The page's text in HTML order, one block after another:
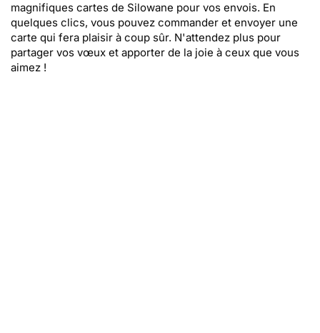
magnifiques cartes de Silowane pour vos envois. En
quelques clics, vous pouvez commander et envoyer une
carte qui fera plaisir à coup sûr. N'attendez plus pour
partager vos vœux et apporter de la joie à ceux que vous
aimez !